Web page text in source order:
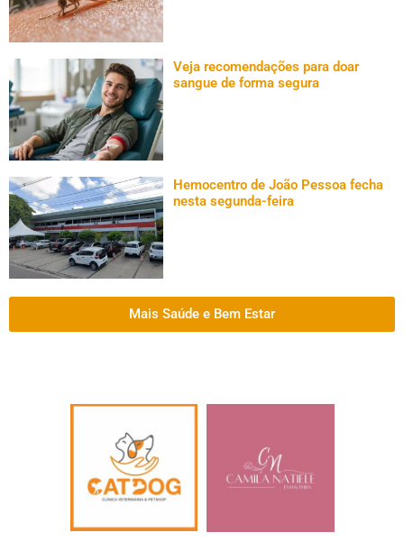
Veja recomendações para doar
sangue de forma segura
Hemocentro de João Pessoa fecha
nesta segunda-feira
Mais Saúde e Bem Estar